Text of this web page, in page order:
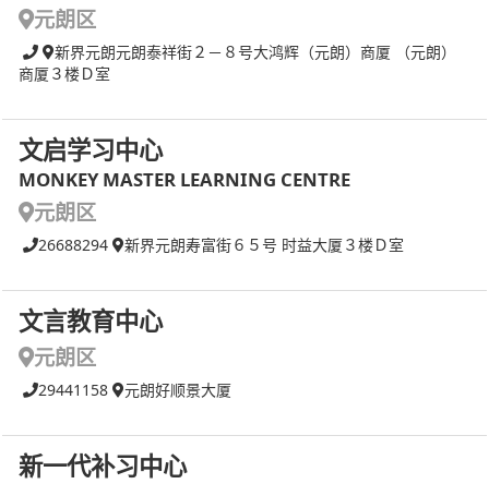
元朗区
新界元朗元朗泰祥街２－８号大鸿辉（元朗）商厦 （元朗）
商厦３楼Ｄ室
文启学习中心
MONKEY MASTER LEARNING CENTRE
元朗区
26688294 新界元朗寿富街６５号 时益大厦３楼Ｄ室
文言教育中心
元朗区
29441158 元朗好顺景大厦
新一代补习中心